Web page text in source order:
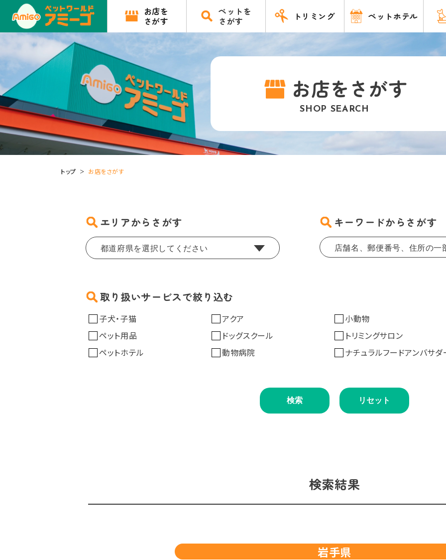
お店を
さがす
ペットを
さがす
トリミング ペットホテル
お店をさがす
SHOP SEARCH
トップ お店をさがす
エリアからさがす キーワードからさがす
取り扱いサービスで絞り込む
子犬・子猫 アクア
小動物
ペット用品
ドッグスクール
トリミングサロン
ペットホテル
動物病院 ナチュラルフードアンバサダ
検索 リセット
検索結果
岩手県